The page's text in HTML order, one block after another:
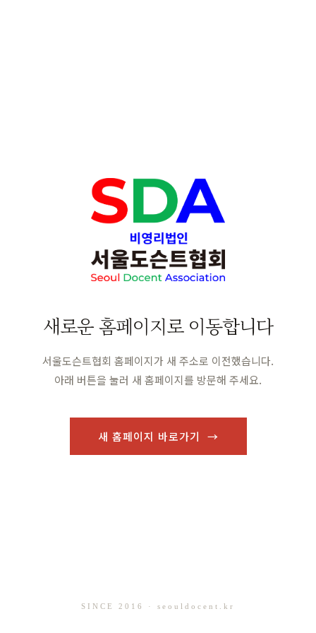
새로운 홈페이지로 이동합니다
서울도슨트협회 홈페이지가 새 주소로 이전했습니다.
아래 버튼을 눌러 새 홈페이지를 방문해 주세요.
새 홈페이지 바로가기 →
SINCE 2016 · seouldocent.kr